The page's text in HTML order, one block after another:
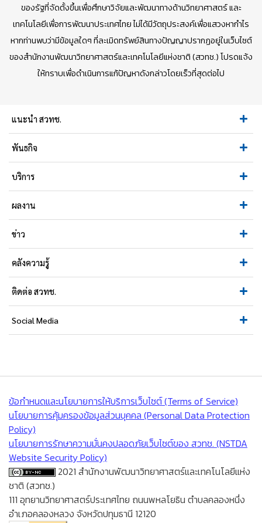
ของรัฐที่จัดตั้งขึ้นเพื่อศึกษาวิจัยและพัฒนาทางด้านวิทยาศาสตร์ และ
เทคโนโลยีเพื่อการพัฒนาประเทศไทย ไม่ได้มีวัตถุประสงค์เพื่อแสวงหากำไร
หากท่านพบว่ามีข้อมูลใดๆ ที่ละเมิดทรัพย์สินทางปัญญาปรากฏอยู่ในเว็บไซต์
ของสำนักงานพัฒนาวิทยาศาสตร์และเทคโนโลยีแห่งชาติ (สวทช.) โปรดแจ้ง
ให้ทราบเพื่อดำเนินการแก้ปัญหาดังกล่าวโดยเร็วที่สุดต่อไป
แนะนำ สวทช.
พันธกิจ
บริการ
ผลงาน
ข่าว
คลังความรู้
ติดต่อ สวทช.
Social Media
ข้อกำหนดและนโยบายการให้บริการเว็บไซต์ (Terms of Service)
นโยบายการคุ้มครองข้อมูลส่วนบุคคล (Personal Data Protection
Policy)
นโยบายการรักษาความมั่นคงปลอดภัยเว็บไซต์ของ สวทช. (NSTDA
Website Security Policy)
2021 สำนักงานพัฒนาวิทยาศาสตร์และเทคโนโลยีแห่ง
ชาติ (สวทช.)
111 อุทยานวิทยาศาสตร์ประเทศไทย ถนนพหลโยธิน ตำบลคลองหนึ่ง
อำเภอคลองหลวง จังหวัดปทุมธานี 12120